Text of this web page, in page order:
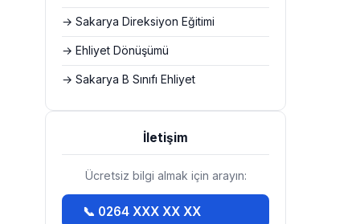
→ Sakarya Direksiyon Eğitimi
→ Ehliyet Dönüşümü
→ Sakarya B Sınıfı Ehliyet
İletişim
Ücretsiz bilgi almak için arayın:
📞 0264 XXX XX XX